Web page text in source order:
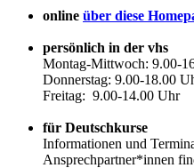
online über diese
persönlich in der vhs
Montag-Mittwoch: 9.00-
Donnerstag: 9.00-18.00
Freitag: 9.00-14.00 Uhr
für Deutschkurse
Informationen und
Ansprechpartner*innen